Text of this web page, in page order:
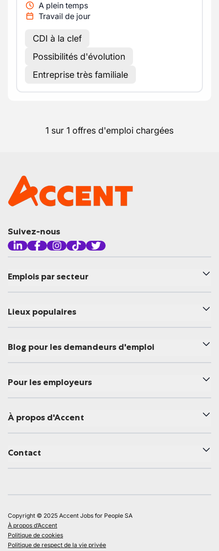
A plein temps
Travail de jour
CDI à la clef
Possibilités d'évolution
Entreprise très familiale
1 sur 1 offres d'emploi chargées
Suivez-nous
Emplois par secteur
Lieux populaires
Blog pour les demandeurs d'emploi
Pour les employeurs
À propos d'Accent
Contact
Copyright © 2025 Accent Jobs for People SA
À propos d’Accent
Politique de cookies
Politique de respect de la vie privée